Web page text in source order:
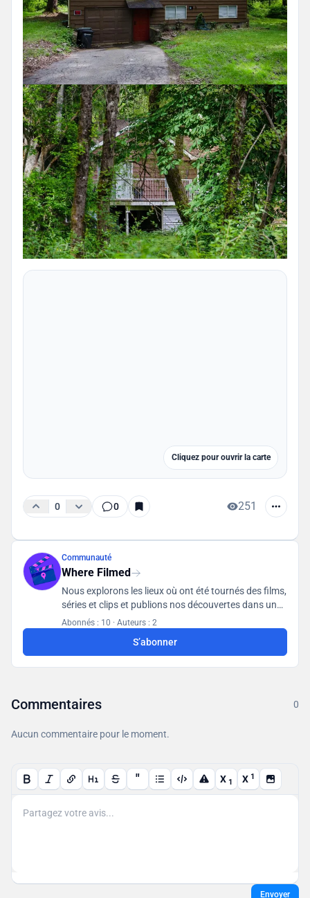
Cliquez pour ouvrir la carte
0 0 251
Communauté
Where Filmed
Nous explorons les lieux où ont été tournés des films,
séries et clips et publions nos découvertes dans une
base de données accessible à tous les utilisateurs.
Abonnés : 10 · Auteurs : 2
S’abonner
Commentaires 0
Aucun commentaire pour le moment.
" X 1 X 1
Envoyer